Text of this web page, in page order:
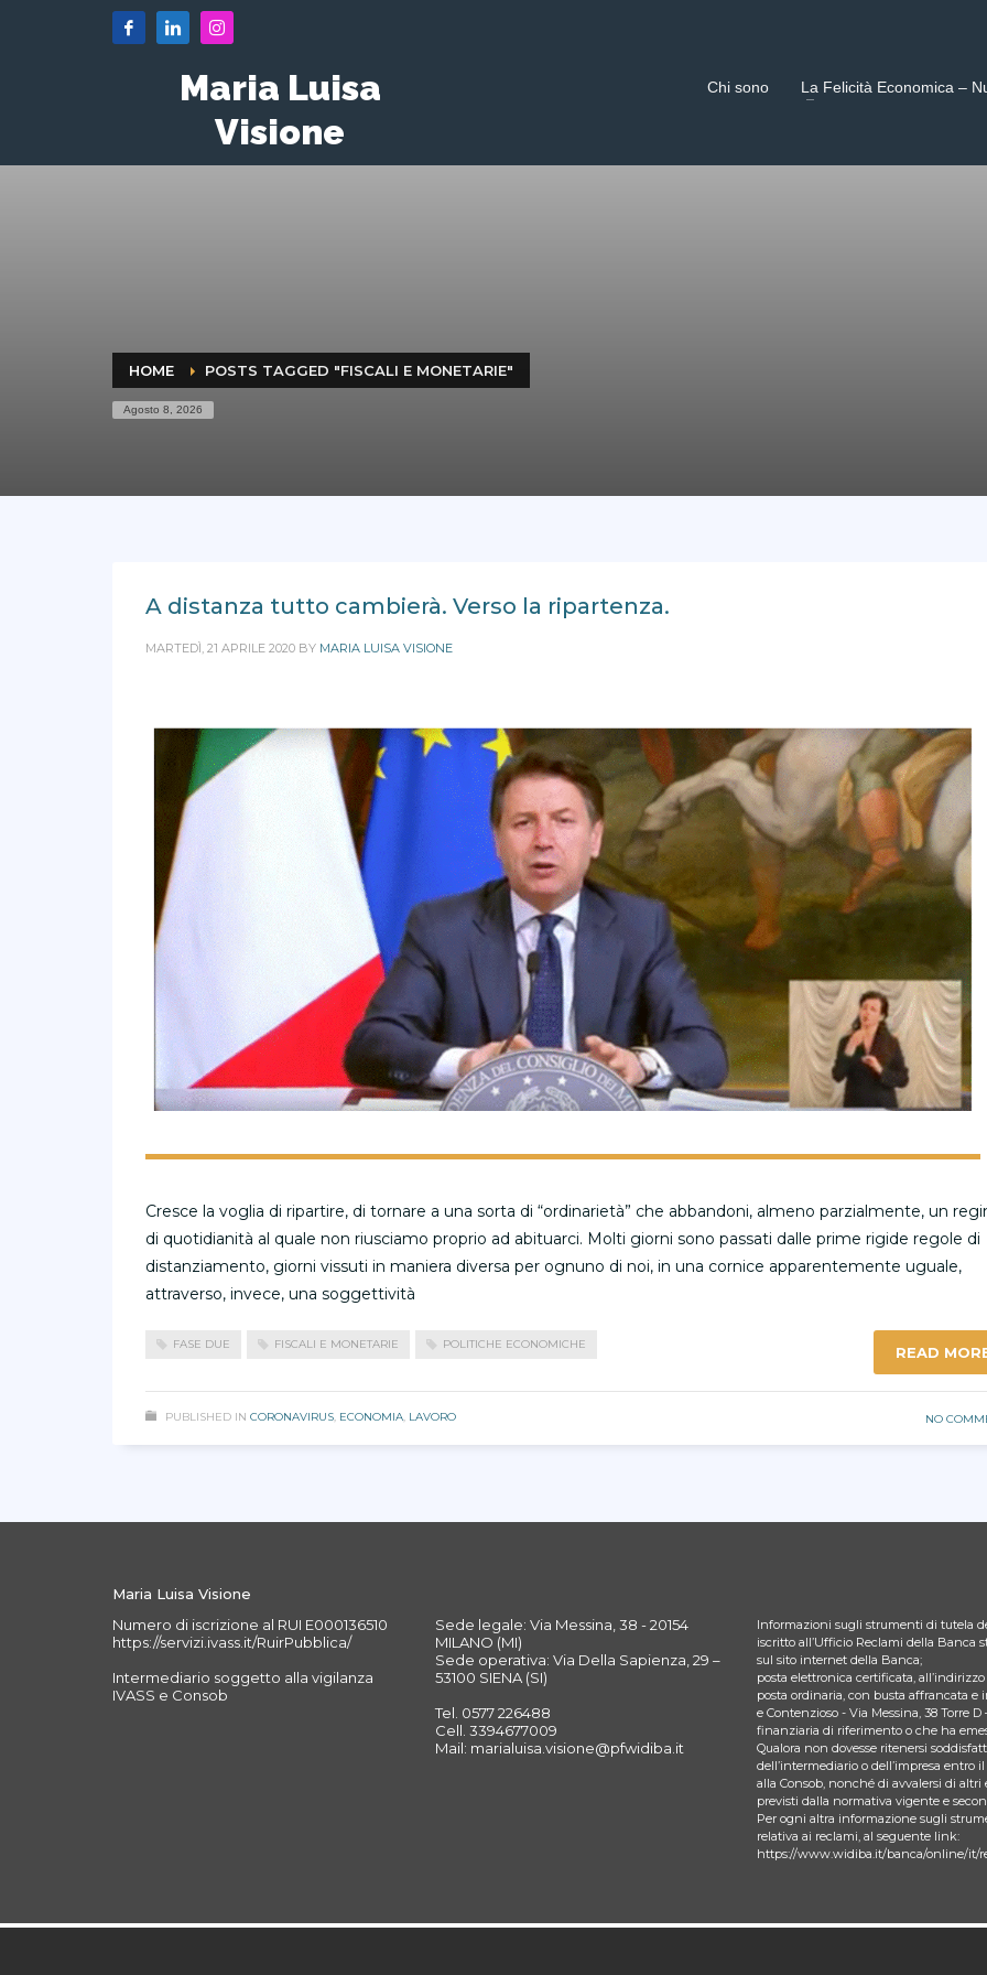
Maria Luisa
Visione
Chi sono La Felicità Economica –
HOME POSTS TAGGED "FISCALI E MONETARIE"
Agosto 8, 2026
A distanza tutto cambierà. Verso la ripartenza.
MARTEDÌ, 21 APRILE 2020 BY MARIA LUISA VISIONE
Cresce la voglia di ripartire, di tornare a una sorta di “ordinarietà” che abbandoni, almeno parzialmente, un
di quotidianità al quale non riusciamo proprio ad abituarci. Molti giorni sono passati dalle prime rigide regole di
distanziamento, giorni vissuti in maniera diversa per ognuno di noi, in una cornice apparentemente uguale,
attraverso, invece, una soggettività
FASE DUE FISCALI E MONETARIE POLITICHE ECONOMICHE READ
PUBLISHED IN CORONAVIRUS, ECONOMIA, LAVORO NO
Maria Luisa Visione
Numero di iscrizione al RUI E000136510
https://servizi.ivass.it/RuirPubblica/
Intermediario soggetto alla vigilanza
IVASS e Consob
Sede legale: Via Messina, 38 - 20154
MILANO (MI)
Sede operativa: Via Della Sapienza, 29 –
53100 SIENA (SI)
Tel. 0577 226488
Cell. 3394677009
Mail: marialuisa.visione@pfwidiba.it
Informazioni sugli strumenti di tutela
iscritto all’Ufficio Reclami della Banca
sul sito internet della Banca;
posta elettronica certificata,
posta ordinaria, con busta affrancata
e Contenzioso - Via Messina, 38 Torre
finanziaria di riferimento o che ha
Qualora non dovesse ritenersi
dell’intermediario o dell’impresa entro
alla Consob, nonché di avvalersi di
previsti dalla normativa vigente e
Per ogni altra informazione sugli
relativa ai reclami, al seguente link:
https://www.widiba.it/banca/online/it/